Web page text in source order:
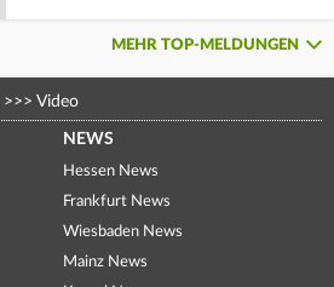
MEHR TOP-MELDUNGEN
>>> Video
NEWS
Hessen News
Frankfurt News
Wiesbaden News
Mainz News